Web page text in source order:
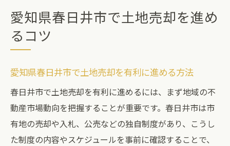
愛知県春日井市で土地売却を進め
るコツ
愛知県春日井市で土地売却を有利に進める方法
春日井市で土地売却を有利に進めるには、まず地域の不
動産市場動向を把握することが重要です。春日井市は市
有地の売却や入札、公売などの独自制度があり、こうし
た制度の内容やスケジュールを事前に確認することで、